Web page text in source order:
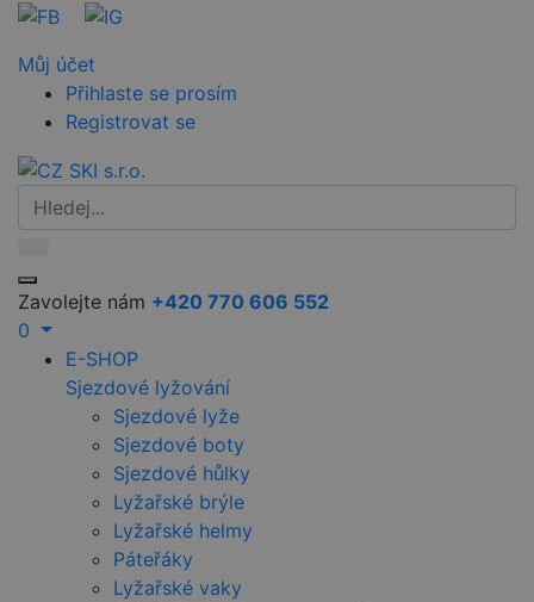
Můj účet
Přihlaste se prosím
Registrovat se
Zavolejte nám +420 770 606 552
0
E-SHOP
Sjezdové lyžování
Sjezdové lyže
Sjezdové boty
Sjezdové hůlky
Lyžařské brýle
Lyžařské helmy
Páteřáky
Lyžařské vaky